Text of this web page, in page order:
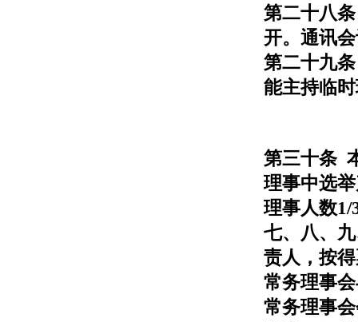
第二十八
开。通讯
第二十九
能主持临
第三十条
理事中选
理事人数1/
七、八、
责人，按
常务理事
常务理事